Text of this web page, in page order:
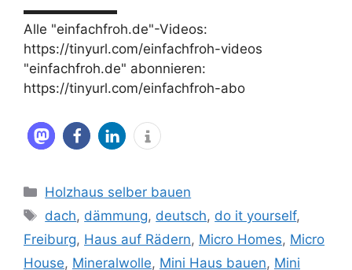
▬▬▬▬▬▬▬
Alle "einfachfroh.de"-Videos:
https://tinyurl.com/einfachfroh-videos
"einfachfroh.de" abonnieren:
https://tinyurl.com/einfachfroh-abo
Kategorien
Holzhaus selber bauen
Schlagwörter
dach, dämmung, deutsch, do it yourself,
Freiburg, Haus auf Rädern, Micro Homes, Micro
House, Mineralwolle, Mini Haus bauen, Mini